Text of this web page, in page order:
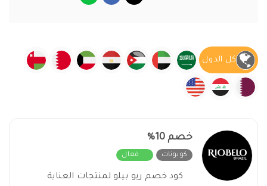
كل الدول
خصم 10%
كوبونات فعال
كود خصم ريو بيلو لمنتجات العناية